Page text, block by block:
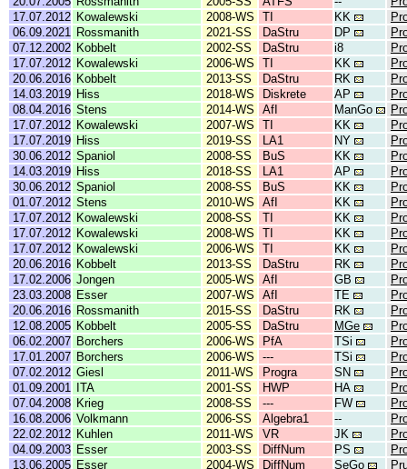
17.07.2012 Kowalewski 2008-WS TI KK
06.09.2021
Rossmanith 2021-SS DaStru DP
07.12.2002 Kobbelt 2002-SS DaStru i8
17.07.2012 Kowalewski 2006-WS TI KK
20.06.2016 Kobbelt 2013-SS DaStru RK
14.03.2019 Hiss 2018-WS Diskrete AP
08.04.2016 Stens 2014-WS AfI ManGo
17.07.2012 Kowalewski 2007-WS TI KK
17.07.2019 Hiss 2019-SS LA1 NY
30.06.2012 Spaniol 2008-SS BuS KK
14.03.2019 Hiss 2018-SS LA1 AP
30.06.2012 Spaniol 2008-SS BuS KK
01.07.2012 Stens 2010-WS AfI KK
17.07.2012 Kowalewski 2008-SS TI KK
17.07.2012 Kowalewski 2008-WS TI KK
17.07.2012 Kowalewski 2006-WS TI KK
20.06.2016 Kobbelt 2013-SS DaStru RK
17.02.2006 Jongen 2005-WS AfI GB
23.03.2008 Esser 2007-WS AfI TE
20.06.2016 Rossmanith 2015-SS DaStru RK
12.08.2005 Kobbelt 2005-SS DaStru MGe
06.02.2007 Borchers 2006-WS PfA TSi
17.01.2007 Borchers 2006-WS --- TSi
07.02.2012 Giesl 2011-WS Progra SN
01.09.2001
ITA 2001-SS HWP HA
07.04.2008 Krieg 2008-SS --- FW
16.08.2006 Volkmann 2006-SS Algebra1 --
22.02.2012 Kuhlen 2011-WS VR JK
04.09.2003 Esser 2003-SS DiffNum PS
13.06.2005 Esser 2004-WS DiffNum SeGo